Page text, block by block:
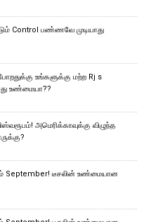
Control பண்ணவே முடியாது
உங்களுக்கு மற்ற Rj s
உண்மையா??
அமெரிக்காவுக்கு விழுந்த
September! டீசலின் உண்மையான